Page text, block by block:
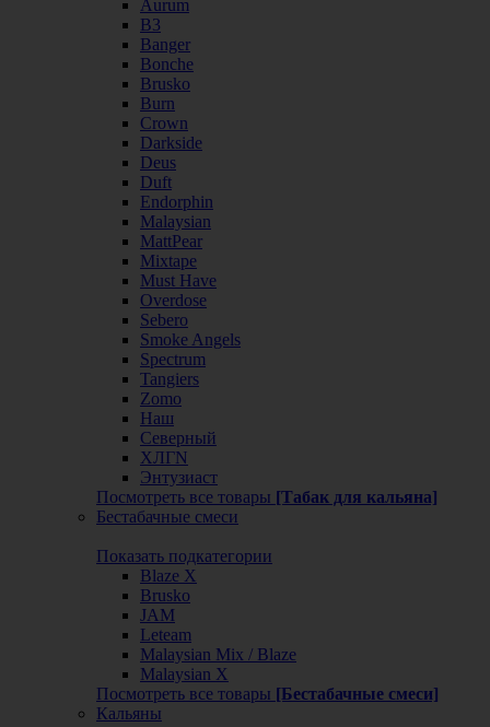
Aurum
B3
Banger
Bonche
Brusko
Burn
Crown
Darkside
Deus
Duft
Endorphin
Malaysian
MattPear
Mixtape
Must Have
Overdose
Sebero
Smoke Angels
Spectrum
Tangiers
Zomo
Наш
Северный
ХЛГN
Энтузиаст
Посмотреть все товары [Табак для кальяна]
Бестабачные смеси
Показать подкатегории
Blaze X
Brusko
JAM
Leteam
Malaysian Mix / Blaze
Malaysian X
Посмотреть все товары [Бестабачные смеси]
Кальяны